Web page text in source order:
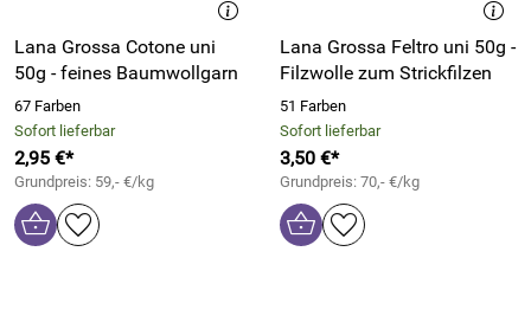
Lana Grossa Cotone uni
50g - feines Baumwollgarn
67 Farben
Sofort lieferbar
2,95 €*
Grundpreis: 59,- €/kg
Lana Grossa Feltro uni 50g -
Filzwolle zum Strickfilzen
51 Farben
Sofort lieferbar
3,50 €*
Grundpreis: 70,- €/kg